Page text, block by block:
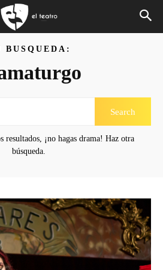
BUSQUEDA:
Search
resultados, ¡no hagas drama! Haz otra
búsqueda.